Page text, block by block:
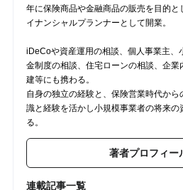
年に保険商品や金融商品の販売を目的
イナンシャルプランナーとして開業。
iDeCoや資産運用の相談、個人事業主、
金制度の相談、住宅ローンの相談、企
建等にも携わる。
自身の独立の経験と、保険営業時代か
識と経験を活かし小規模事業者の将来
る。
著者プロフィー
連載記事一覧